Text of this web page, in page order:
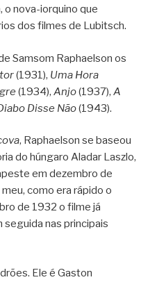
o nova-iorquino que
dos filmes de Lubitsch.
Samsom Raphaelson os
(1931), Uma Hora
(1934), Anjo(1937), A
Disse Não(1943).
, Raphaelson se baseou
do húngaro Aladar Laszlo,
em dezembro de
como era rápido o
de 1932 o filme já
seguida nas principais
Ele é Gaston